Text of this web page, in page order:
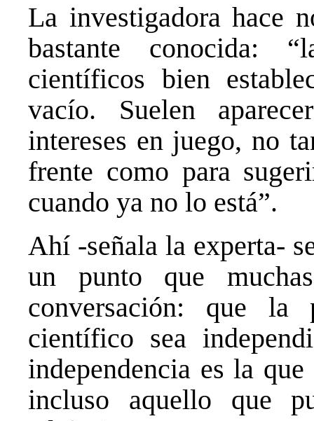
La investigadora hace
bastante conocida:
científicos bien
vacío. Suelen
intereses en juego, no
frente como para
cuando ya no lo está”.
Ahí -señala la experta-
un punto que
conversación: que la
científico sea
independencia es la
incluso aquello que